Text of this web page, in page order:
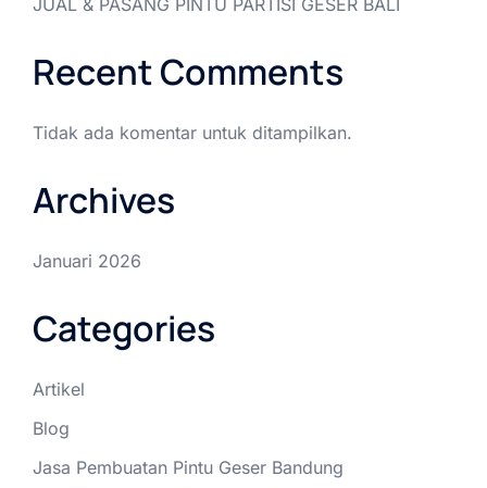
Recent Comments
Tidak ada komentar untuk ditampilkan.
Archives
Januari 2026
Categories
Artikel
Blog
Jasa Pembuatan Pintu Geser Bandung